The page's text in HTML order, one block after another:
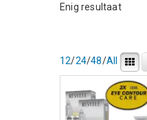
Enig resultaat
12/24/48/All